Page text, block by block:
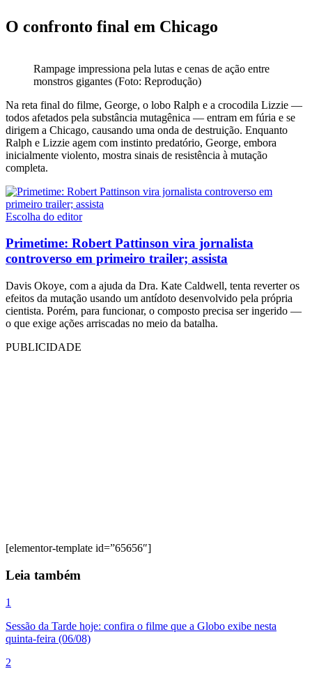
O confronto final em Chicago
Rampage impressiona pela lutas e cenas de ação entre
monstros gigantes (Foto: Reprodução)
Na reta final do filme, George, o lobo Ralph e a crocodila Lizzie —
todos afetados pela substância mutagênica — entram em fúria e se
dirigem a Chicago, causando uma onda de destruição. Enquanto
Ralph e Lizzie agem com instinto predatório, George, embora
inicialmente violento, mostra sinais de resistência à mutação
completa.
Escolha do editor
Primetime: Robert Pattinson vira jornalista
controverso em primeiro trailer; assista
Davis Okoye, com a ajuda da Dra. Kate Caldwell, tenta reverter os
efeitos da mutação usando um antídoto desenvolvido pela própria
cientista. Porém, para funcionar, o composto precisa ser ingerido —
o que exige ações arriscadas no meio da batalha.
PUBLICIDADE
[elementor-template id=”65656″]
Leia também
1
Sessão da Tarde hoje: confira o filme que a Globo exibe nesta
quinta-feira (06/08)
2